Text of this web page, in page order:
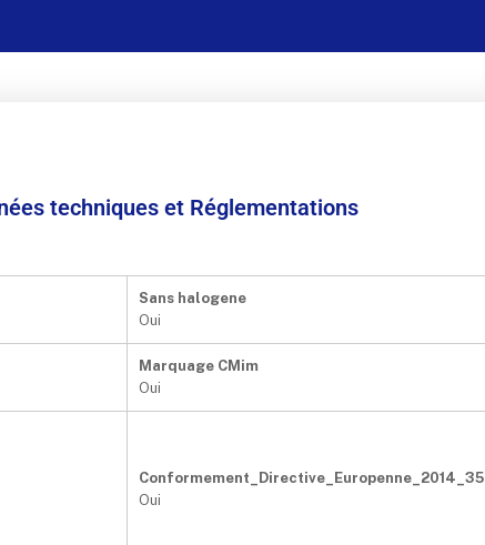
techniques et Réglementations
Sans halogene
Oui
Marquage CMim
Oui
Conformement_Directive_Europenne_2014_35
Oui